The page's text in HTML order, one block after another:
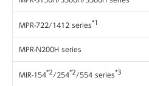
MPR-722/1412 series*1
MPR-N200H series
MIR-154*2 /254*2 /554 series*3